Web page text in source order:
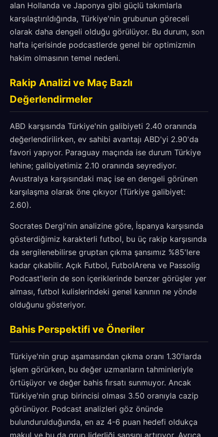
alan Hollanda ve Japonya gibi güçlü takımlarla
karşılaştırıldığında, Türkiye'nin grubunun göreceli
olarak daha dengeli olduğu görülüyor. Bu durum, son
hafta içerisinde podcastlerde genel bir optimizmin
hakim olmasının temel nedeni.
Rakip Analizi ve Maç Bazlı
Değerlendirmeler
ABD karşısında Türkiye'nin galibiyeti 2.40 oranında
değerlendirilirken, ev sahibi avantajı ABD'yi 2.90'da
favori yapıyor. Paraguay maçında ise durum Türkiye
lehine; galibiyetimiz 2.10 oranında seyrediyor.
Avustralya karşısındaki maç ise en dengeli görünen
karşılaşma olarak öne çıkıyor (Türkiye galibiyet:
2.60).
Socrates Dergi'nin analizine göre, İspanya karşısında
gösterdiğimiz karakterli futbol, bu üç rakip karşısında
da sergilenebilirse gruptan çıkma şansımız %85'lere
kadar çıkabilir. Açık Futbol, FutbolArena ve Passolig
Podcast'lerin de son içeriklerinde benzer görüşler yer
alması, futbol kulislerindeki genel kanının ne yönde
olduğunu gösteriyor.
Bahis Perspektifi ve Öneriler
Türkiye'nin grup aşamasından çıkma oranı 1.30'larda
işlem görürken, bu değer uzmanların tahminleriyle
örtüşüyor ve değer bahis fırsatı sunmuyor. Ancak
Türkiye'nin grup birincisi olması 3.50 oranıyla cazip
görünüyor. Podcast analizleri göz önünde
bulundurulduğunda, en az 4-6 puan hedefi oldukça
makul ve bu da grup liderliği şansını artırıyor. Ayrıca,